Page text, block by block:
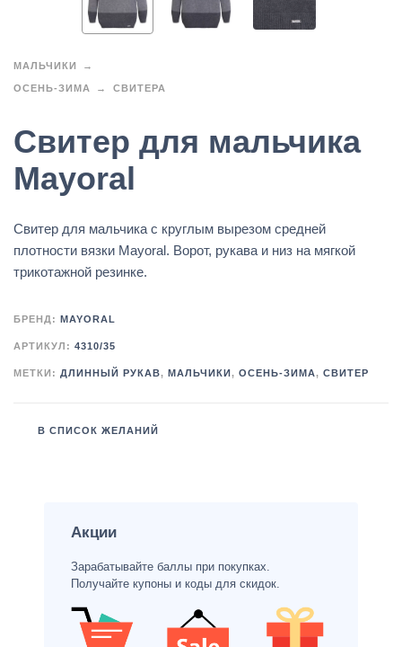
МАЛЬЧИКИ
ОСЕНЬ-ЗИМА СВИТЕРА
Свитер для мальчика
Mayoral
Свитер для мальчика с круглым вырезом средней
плотности вязки Mayoral. Ворот, рукава и низ на мягкой
трикотажной резинке.
БРЕНД: MAYORAL
АРТИКУЛ: 4310/35
МЕТКИ: ДЛИННЫЙ РУКАВ, МАЛЬЧИКИ , ОСЕНЬ-ЗИМА, СВИТЕР
В СПИСОК ЖЕЛАНИЙ
Акции
Зарабатывайте баллы при покупках.
Получайте купоны и коды для скидок.